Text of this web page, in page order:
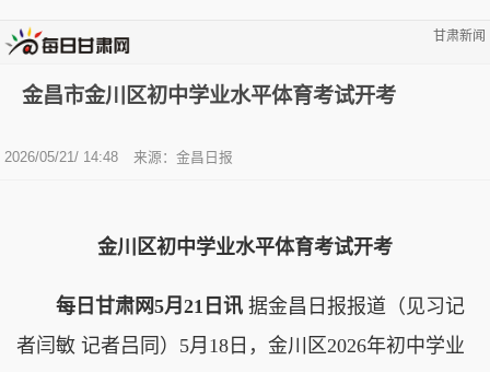
甘肃新闻
金昌市金川区初中学业水平体育考试开考
2026/05/21/ 14:48 来源：金昌日报
金川区初中学业水平体育考试开考
每日甘肃网5月21日讯 据金昌日报报道（见习记
者闫敏 记者吕同）5月18日，金川区2026年初中学业